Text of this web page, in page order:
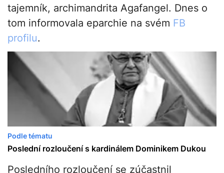
tajemník, archimandrita Agafangel. Dnes o
tom informovala eparchie na svém FB
profilu.
Podle tématu
Poslední rozloučení s kardinálem Dominikem Dukou
Posledního rozloučení se zúčastnil